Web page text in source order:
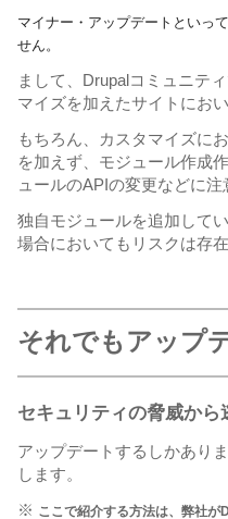
マイナー・アップデートといっ
せん。
まして、Drupalコミュニテ
マイズを加えたサイトにお
もちろん、カスタマイズに
を加えず、モジュール作成
ュールのAPIの変更などに注
独自モジュールを追加して
場合においてもリスクは存在
それでもアップ
セキュリティの脅威から
アップデートするしかあり
します。
※ ここで紹介する方法は、弊社が